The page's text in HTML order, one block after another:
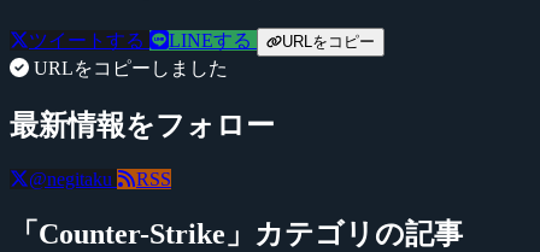
ツイートする LINEする URLをコピー
URLをコピーしました
最新情報をフォロー
@negitaku RSS
「Counter-Strike」カテゴリの記事